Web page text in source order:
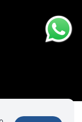
Tutti i diritti riservati.